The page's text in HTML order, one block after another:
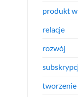
produkt
relacje
rozwój
tworzenie